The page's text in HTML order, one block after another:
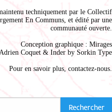
techniquement par le Collectif
En Communs , et édité par une
communauté ouverte.
Conception graphique : Mirages
Adrien Coquet & Inder by Sorkin Type
Pour en savoir plus, contactez-nous